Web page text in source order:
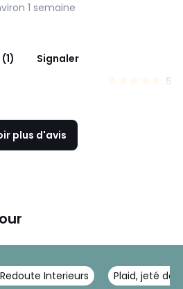
1 semaine
Signaler
5
plus d'avis
Interieurs Plaid, jeté de